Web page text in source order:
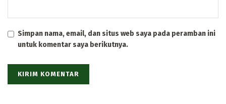
Simpan nama, email, dan situs web saya pada peramban ini
untuk komentar saya berikutnya.